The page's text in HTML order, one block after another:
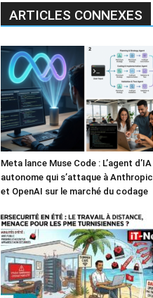
ARTICLES CONNEXES
Meta lance Muse Code : L’agent d’IA
autonome qui s’attaque à Anthropic
et OpenAI sur le marché du codage